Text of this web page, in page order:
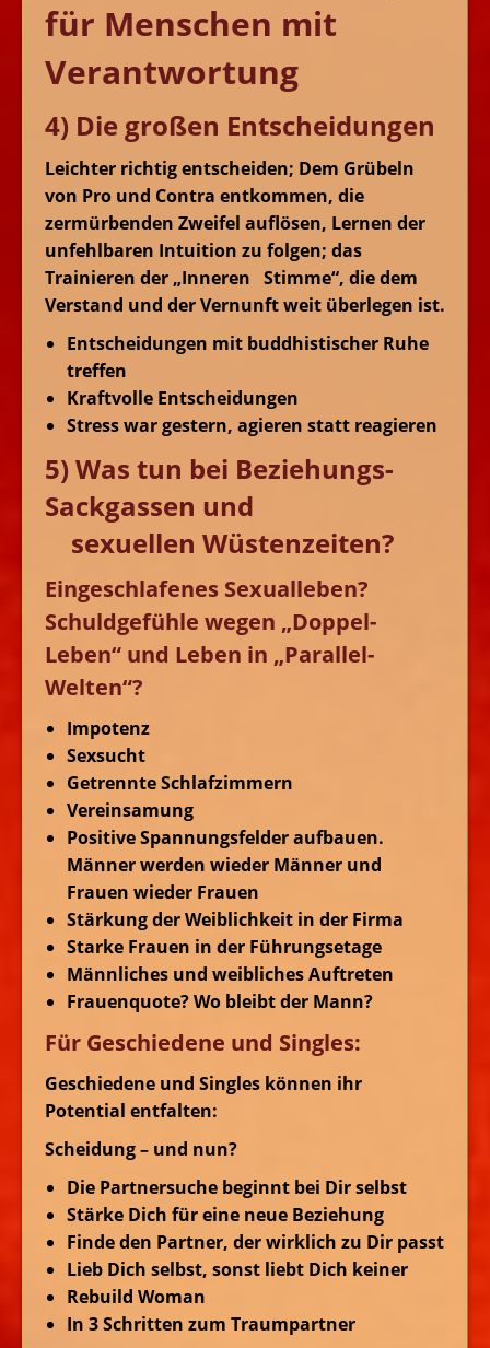
für Menschen mit
Verantwortung
4) Die großen Entscheidungen
Leichter richtig entscheiden; Dem Grübeln
von Pro und Contra entkommen, die
zermürbenden Zweifel auflösen, Lernen der
unfehlbaren Intuition zu folgen; das
Trainieren der „Inneren Stimme“, die dem
Verstand und der Vernunft weit überlegen ist.
Entscheidungen mit buddhistischer Ruhe
treffen
Kraftvolle Entscheidungen
Stress war gestern, agieren statt reagieren
5) Was tun bei Beziehungs-
Sackgassen und
sexuellen Wüstenzeiten?
Eingeschlafenes Sexualleben?
Schuldgefühle wegen „Doppel-
Leben“ und Leben in „Parallel-
Welten“?
Impotenz
Sexsucht
Getrennte Schlafzimmern
Vereinsamung
Positive Spannungsfelder aufbauen.
Männer werden wieder Männer und
Frauen wieder Frauen
Stärkung der Weiblichkeit in der Firma
Starke Frauen in der Führungsetage
Männliches und weibliches Auftreten
Frauenquote? Wo bleibt der Mann?
Für Geschiedene und Singles:
Geschiedene und Singles können ihr
Potential entfalten:
Scheidung – und nun?
Die Partnersuche beginnt bei Dir selbst
Stärke Dich für eine neue Beziehung
Finde den Partner, der wirklich zu Dir passt
Lieb Dich selbst, sonst liebt Dich keiner
Rebuild Woman
In 3 Schritten zum Traumpartner